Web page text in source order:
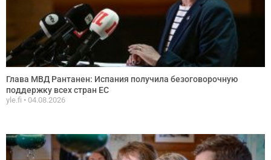
Глава МВД Рантанен: Испания получила безоговорочную
поддержку всех стран ЕС
yle.fi 04.08.2026